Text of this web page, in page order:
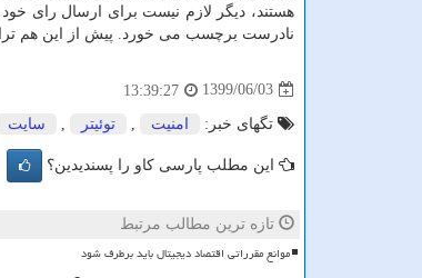
هستند، دیگر لازم نیست برای ارسال رای
نادرست برچسب می خورد. پیش از این هم
1399/06/03
13:39:27
تگهای خبر: امنیت توئیتر سایت
این مطلب پارسی کاو را پسندیدین؟
تازه ترین مطالب مرتبط
موانع مقرراتی اقتصاد دیجیتال باید برطرف شود